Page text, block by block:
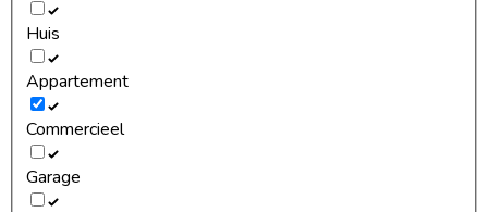
Huis
Appartement
Commercieel
Garage